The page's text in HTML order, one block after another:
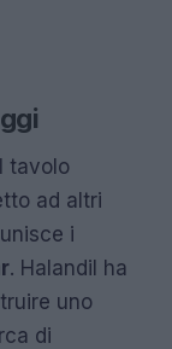
tavolo
ad altri
i
. Halandil ha
uno
di